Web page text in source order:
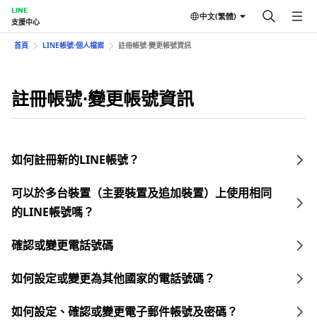
LINE
支援中心
中文(繁體)
首頁 LINE帳號⋅個人檔案 註冊帳號⋅變更帳號資訊
註冊帳號⋅變更帳號資訊
如何註冊新的LINE帳號？
可以於多台裝置（主要裝置及追加裝置）上使用相同
的LINE帳號嗎？
確認或變更電話號碼
如何設定或變更為其他國家的電話號碼？
如何設定、確認或變更電子郵件帳號及密碼？